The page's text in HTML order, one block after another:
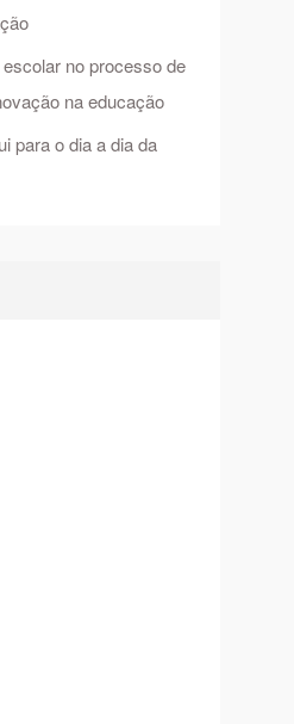
no processo de
na educação
para o dia a dia da